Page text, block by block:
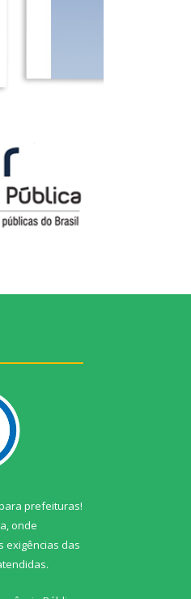
prefeituras!
onde
exigências das